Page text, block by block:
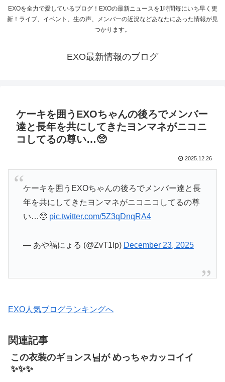
EXOを全力で愛しているブログ！EXOの最新ニュースを1時間毎にいち早く更
新！ライブ、イベント、生の声、メンバーの近況などあなたにあった情報が見
つかります。
EXO最新情報のブログ
ケーキを囲うEXOちゃんの後ろでメンバー
達と長年を共にしてきたヨンマネがニコニ
コしてるの尊い…🥺
2025.12.26
ケーキを囲うEXOちゃんの後ろでメンバー達と長
年を共にしてきたヨンマネがニコニコしてるの尊
い…🥺 pic.twitter.com/5Z3qDnqRA4
— あや福にょる (@ZvT1lp) December 23, 2025
EXO人気ブログランキングへ
関連記事
この衣装のギョンス님が めっちゃカッコイイ
✨✨✨